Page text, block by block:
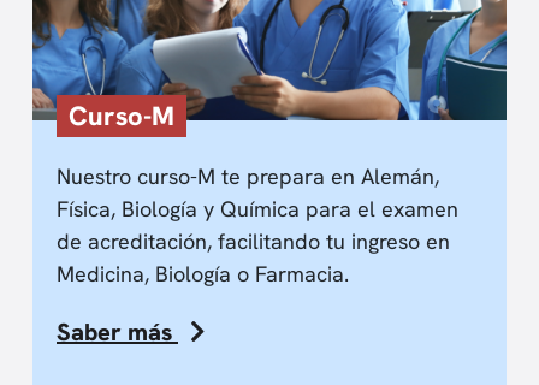
Curso-M
Nuestro curso-M te prepara en Alemán,
Física, Biología y Química para el examen
de acreditación, facilitando tu ingreso en
Medicina, Biología o Farmacia.
Saber más